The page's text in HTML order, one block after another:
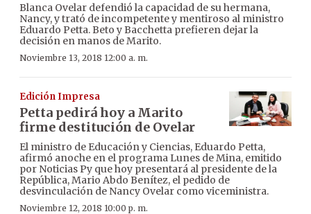
Blanca Ovelar defendió la capacidad de su hermana,
Nancy, y trató de incompetente y mentiroso al ministro
Eduardo Petta. Beto y Bacchetta prefieren dejar la
decisión en manos de Marito.
Noviembre 13, 2018 12:00 a. m.
Edición Impresa
Petta pedirá hoy a Marito
firme destitución de Ovelar
El ministro de Educación y Ciencias, Eduardo Petta,
afirmó anoche en el programa Lunes de Mina, emitido
por Noticias Py que hoy presentará al presidente de la
República, Mario Abdo Benítez, el pedido de
desvinculación de Nancy Ovelar como viceministra.
Noviembre 12, 2018 10:00 p. m.